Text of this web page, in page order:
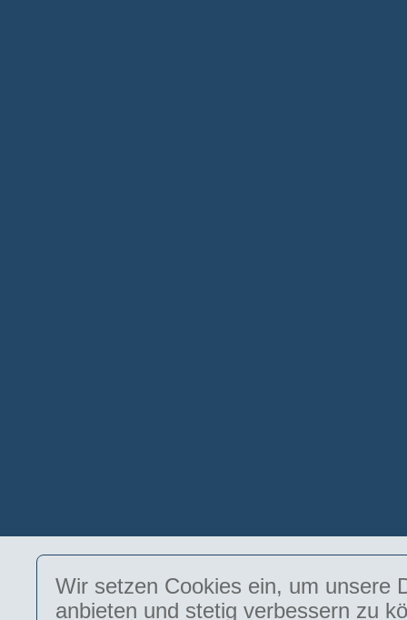
Wir setzen Cookies ein, um unsere
anbieten und stetig verbessern zu